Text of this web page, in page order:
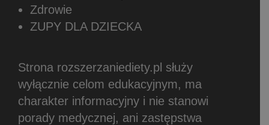
Zdrowie
ZUPY DLA DZIECKA
Strona rozszerzaniediety.pl służy
wyłącznie celom edukacyjnym, ma
charakter informacyjny i nie stanowi
porady medycznej, ani zastępstwa